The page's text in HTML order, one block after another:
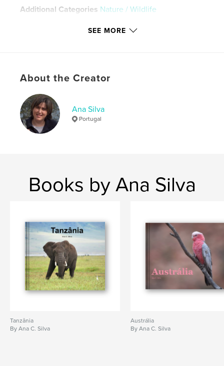
Additional Categories Nature / Wildlife
LanguagePortuguese
Nature ,
SEE MORE
About the Creator
Ana Silva
Portugal
Books by Ana Silva
Tanzânia
By Ana C. Silva
Austrália
By Ana C. Silva